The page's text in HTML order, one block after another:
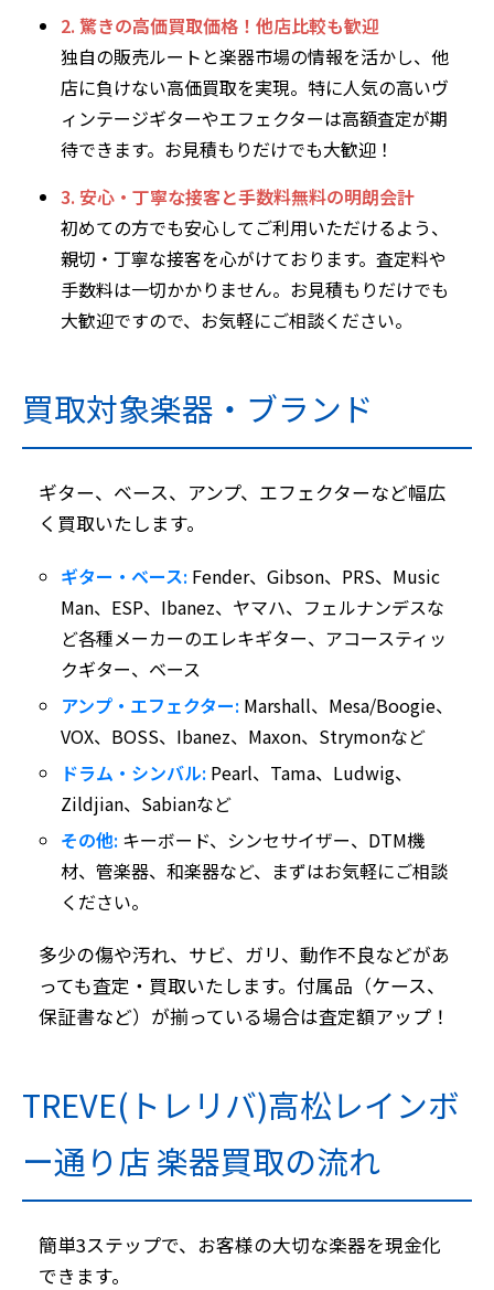
2. 驚きの高価買取価格！他店比較も歓迎
独自の販売ルートと楽器市場の情報を活かし、他
店に負けない高価買取を実現。特に人気の高いヴ
ィンテージギターやエフェクターは高額査定が期
待できます。お見積もりだけでも大歓迎！
3. 安心・丁寧な接客と手数料無料の明朗会計
初めての方でも安心してご利用いただけるよう、
親切・丁寧な接客を心がけております。査定料や
手数料は一切かかりません。お見積もりだけでも
大歓迎ですので、お気軽にご相談ください。
買取対象楽器・ブランド
ギター、ベース、アンプ、エフェクターなど幅広
く買取いたします。
ギター・ベース: Fender、Gibson、PRS、Music
Man、ESP、Ibanez、ヤマハ、フェルナンデスな
ど各種メーカーのエレキギター、アコースティッ
クギター、ベース
アンプ・エフェクター: Marshall、Mesa/Boogie、
VOX、BOSS、Ibanez、Maxon、Strymonなど
ドラム・シンバル: Pearl、Tama、Ludwig、
Zildjian、Sabianなど
その他: キーボード、シンセサイザー、DTM機
材、管楽器、和楽器など、まずはお気軽にご相談
ください。
多少の傷や汚れ、サビ、ガリ、動作不良などがあ
っても査定・買取いたします。付属品（ケース、
保証書など）が揃っている場合は査定額アップ！
TREVE(トレリバ)高松レインボ
ー通り店 楽器買取の流れ
簡単3ステップで、お客様の大切な楽器を現金化
できます。